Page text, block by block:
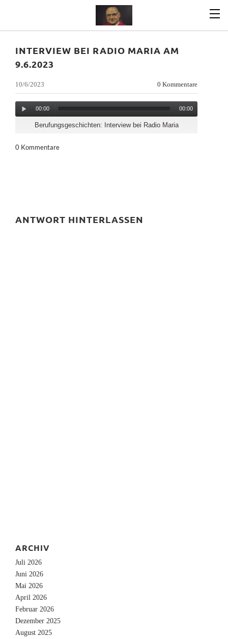
INTERVIEW BEI RADIO MARIA AM
9.6.2023
10/6/2023 0 Kommentare
00:00 00:00
Berufungsgeschichten: Interview bei Radio Maria
0 Kommentare
ANTWORT HINTERLASSEN
ARCHIV
Juli 2026
Juni 2026
Mai 2026
April 2026
Februar 2026
Dezember 2025
August 2025